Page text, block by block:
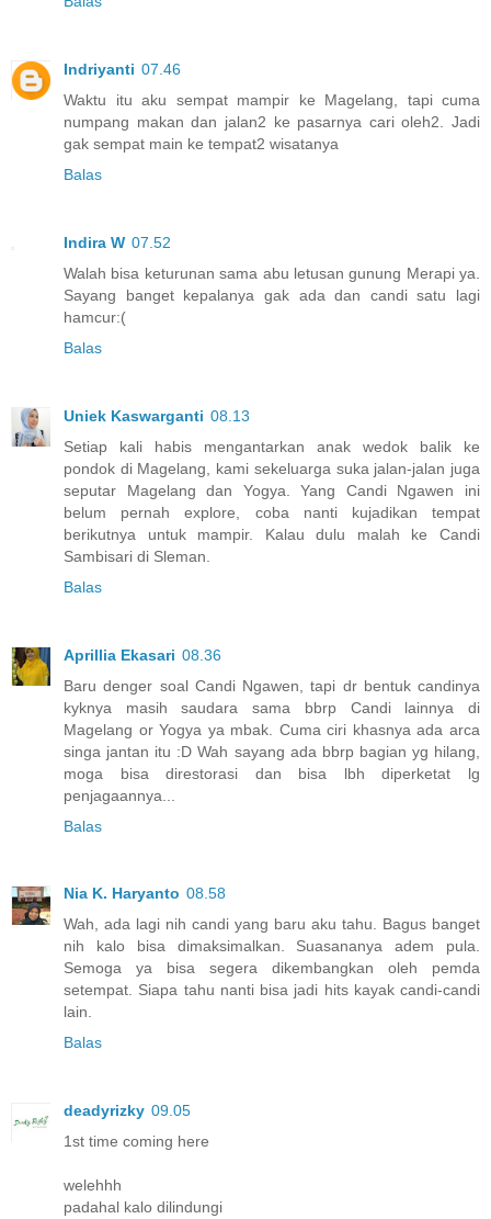
Indriyanti 07.46
Waktu itu aku sempat mampir ke Magelang, tapi cuma
numpang makan dan jalan2 ke pasarnya cari oleh2. Jadi
gak sempat main ke tempat2 wisatanya
Balas
Indira W 07.52
Walah bisa keturunan sama abu letusan gunung Merapi ya.
Sayang banget kepalanya gak ada dan candi satu lagi
hamcur:(
Balas
Uniek Kaswarganti 08.13
Setiap kali habis mengantarkan anak wedok balik ke
pondok di Magelang, kami sekeluarga suka jalan-jalan juga
seputar Magelang dan Yogya. Yang Candi Ngawen ini
belum pernah explore, coba nanti kujadikan tempat
berikutnya untuk mampir. Kalau dulu malah ke Candi
Sambisari di Sleman.
Balas
Aprillia Ekasari 08.36
Baru denger soal Candi Ngawen, tapi dr bentuk candinya
kyknya masih saudara sama bbrp Candi lainnya di
Magelang or Yogya ya mbak. Cuma ciri khasnya ada arca
singa jantan itu :D Wah sayang ada bbrp bagian yg hilang,
moga bisa direstorasi dan bisa lbh diperketat lg
penjagaannya...
Balas
Nia K. Haryanto 08.58
Wah, ada lagi nih candi yang baru aku tahu. Bagus banget
nih kalo bisa dimaksimalkan. Suasananya adem pula.
Semoga ya bisa segera dikembangkan oleh pemda
setempat. Siapa tahu nanti bisa jadi hits kayak candi-candi
lain.
Balas
deadyrizky 09.05
1st time coming here
welehhh
padahal kalo dilindungi